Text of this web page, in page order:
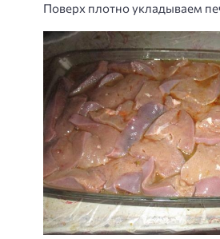
Поверх плотно укладываем